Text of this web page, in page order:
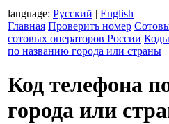
language: Русский | English
Главная Проверить номер
сотовых операторов России
по названию города или страны
Код телефона
города или